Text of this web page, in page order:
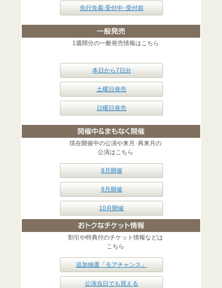
先行先着 受付中･受付前
1週間分の一般発売情報はこちら
本日から7日分
土曜日発売
日曜日発売
現在開催中の公演や来月･再来月の
公演はこちら
8月開催
9月開催
10月開催
割引や特典付のチケット情報などは
こちら
追加抽選「モアチャンス」
公演当日でも買える